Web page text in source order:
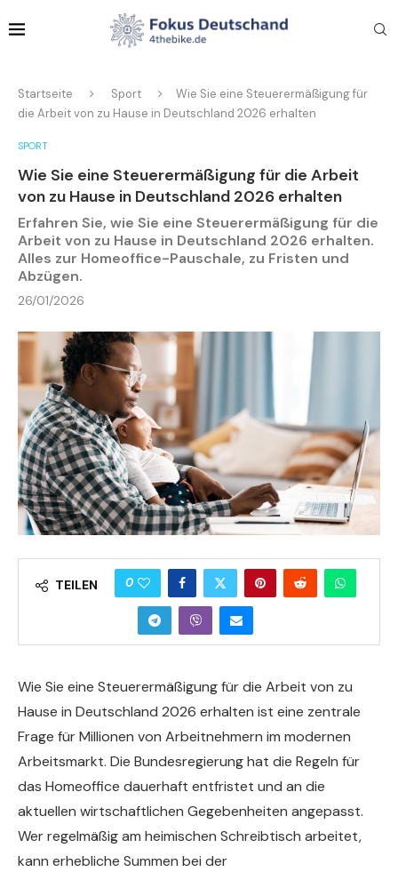
Startseite Sport
Wie Sie eine Steuerermäßigung für
die Arbeit von zu Hause in Deutschland 2026 erhalten
SPORT
Wie Sie eine Steuerermäßigung für die Arbeit
von zu Hause in Deutschland 2026 erhalten
Erfahren Sie, wie Sie eine Steuerermäßigung für die
Arbeit von zu Hause in Deutschland 2026 erhalten.
Alles zur Homeoffice-Pauschale, zu Fristen und
Abzügen.
26/01/2026
TEILEN 0
Wie Sie eine Steuerermäßigung für die Arbeit von zu
Hause in Deutschland 2026 erhalten ist eine zentrale
Frage für Millionen von Arbeitnehmern im modernen
Arbeitsmarkt. Die Bundesregierung hat die Regeln für
das Homeoffice dauerhaft entfristet und an die
aktuellen wirtschaftlichen Gegebenheiten angepasst.
Wer regelmäßig am heimischen Schreibtisch arbeitet,
kann erhebliche Summen bei der